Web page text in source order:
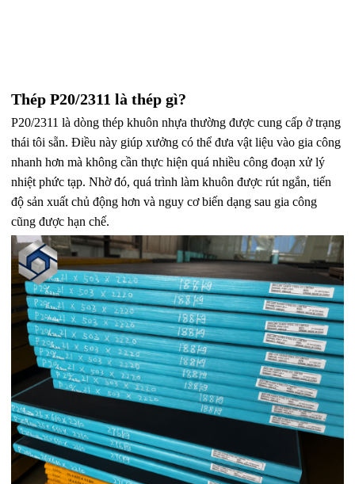
Thép P20/2311 là thép gì?
P20/2311 là dòng thép khuôn nhựa thường được cung cấp ở trạng
thái tôi sẵn. Điều này giúp xưởng có thể đưa vật liệu vào gia công
nhanh hơn mà không cần thực hiện quá nhiều công đoạn xử lý
nhiệt phức tạp. Nhờ đó, quá trình làm khuôn được rút ngắn, tiến
độ sản xuất chủ động hơn và nguy cơ biến dạng sau gia công
cũng được hạn chế.